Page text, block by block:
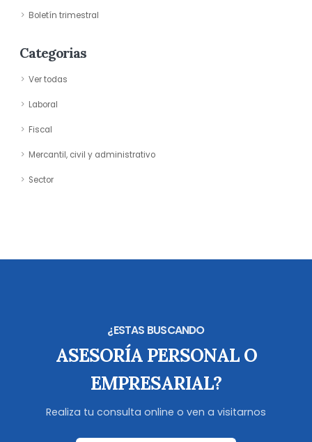
Boletín trimestral
Categorias
Ver todas
Laboral
Fiscal
Mercantil, civil y administrativo
Sector
¿ESTAS BUSCANDO
ASESORÍA PERSONAL O
EMPRESARIAL?
Realiza tu consulta online o ven a visitarnos